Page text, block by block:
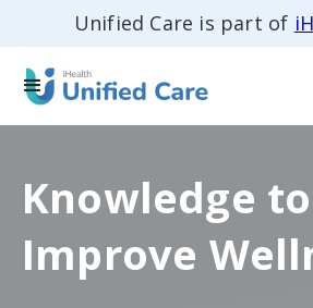
Unified Care is part of
Knowledge
Improve